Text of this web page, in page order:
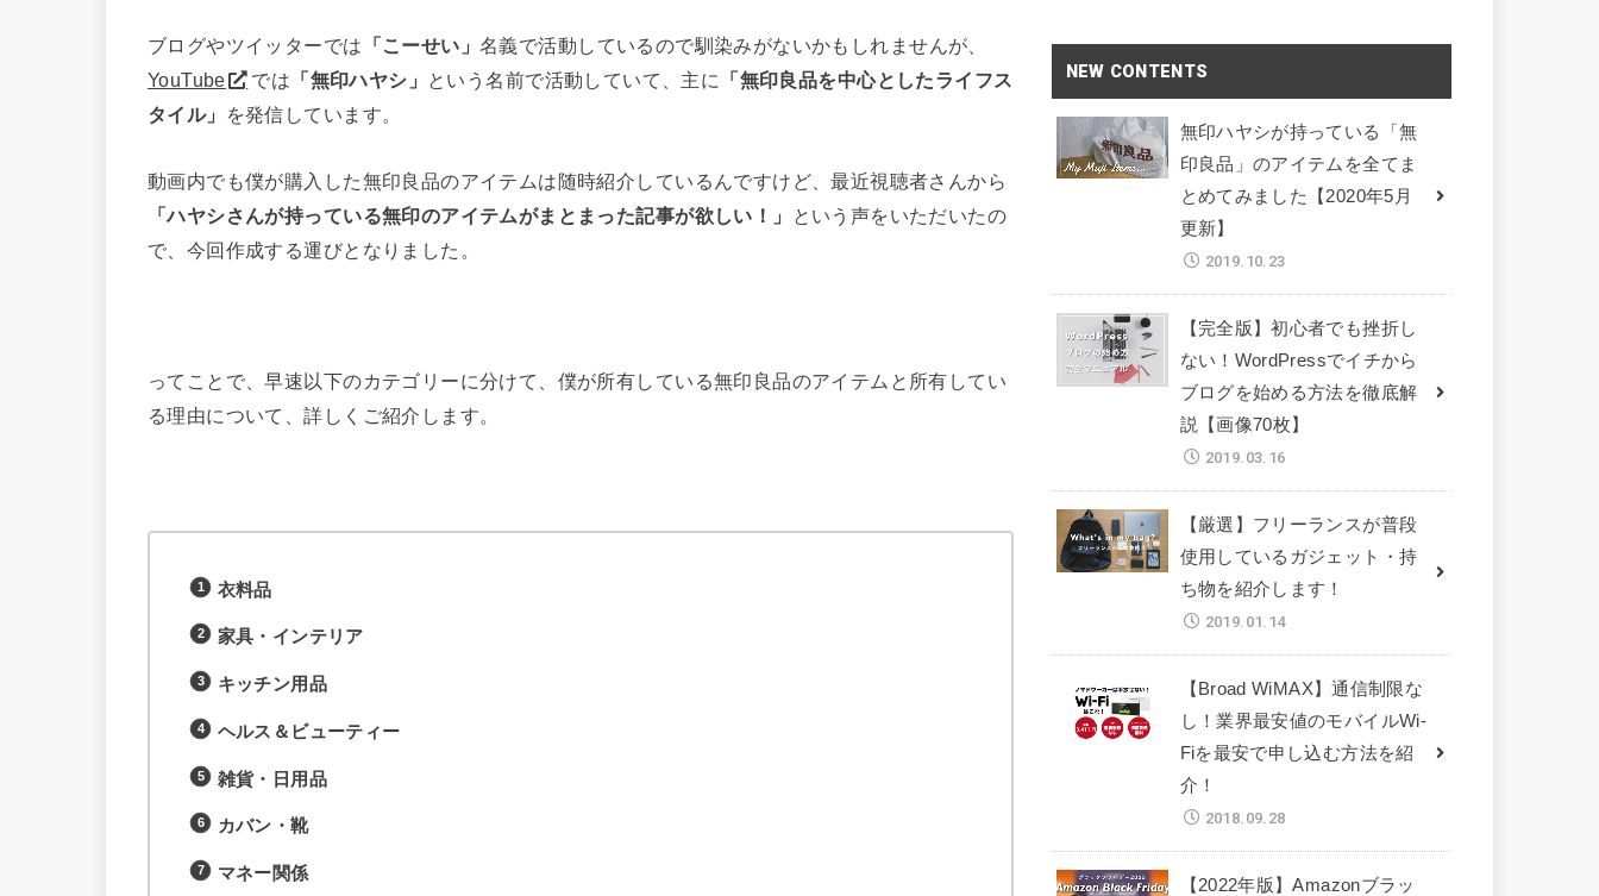
ブログやツイッターでは 「こーせい」名義で活動しているので馴染みがないかもしれませんが、
YouTube
では 「無印ハヤシ」 という名前で活動していて、主に
「無印良品を中心としたライフス
タイル」
を発信しています。
動画内でも僕が購入した無印良品のアイテムは随時紹介しているんですけど、最近視聴者さんから
「ハヤシさんが持っている無印のアイテムがまとまった記事が欲しい！」
という声をいただいたの
で、今回作成する運びとなりました。
ってことで、早速以下のカテゴリーに分けて、僕が所有している無印良品のアイテムと所有してい
る理由について、詳しくご紹介します。
衣料品
家具・インテリア
キッチン用品
ヘルス＆ビューティー
雑貨・日用品
カバン・靴
マネー関係
NEW CONTENTS
無印ハヤシが持っている「無
印良品」のアイテムを全てま
とめてみました【2020年5月
更新】
2019.10.23
【完全版】初心者でも挫折し
ない！WordPressでイチから
ブログを始める方法を徹底解
説【画像70枚】
2019.03.16
【厳選】フリーランスが普段
使用しているガジェット・持
ち物を紹介します！
2019.01.14
【Broad WiMAX】通信制限な
し！業界最安値のモバイルWi-
Fiを最安で申し込む方法を紹
介！
2018.09.28
【2022年版】Amazonブラッ